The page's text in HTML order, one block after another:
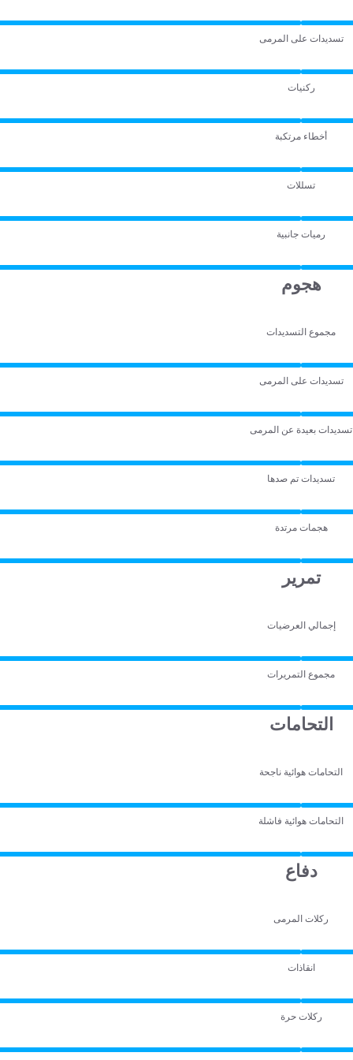
تسديدات على المرمى
ركنيات
أخطاء مرتكبة
تسللات
رميات جانبية
هجوم
مجموع التسديدات
تسديدات على المرمى
تسديدات بعيدة عن المرمى
تسديدات تم صدها
هجمات مرتدة
تمرير
إجمالي العرضيات
مجموع التمريرات
التحامات
التحامات هوائية ناجحة
التحامات هوائية فاشلة
دفاع
ركلات المرمى
انقاذات
ركلات حرة